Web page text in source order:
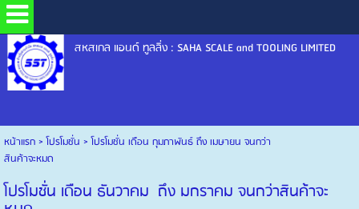
สหสเกล แอนด์ ทูลลิ่ง : SAHA SCALE and TOOLING LIMITED
หน้าแรก>โปรโมชั่น >โปรโมชั่น เดือน กุมภาพันธ์ ถึง เมษายน จนกว่า
สินค้าจะหมด
โปรโมชั่น เดือน ธันวาคม ถึง มกราคม จนกว่าสินค้าจะ